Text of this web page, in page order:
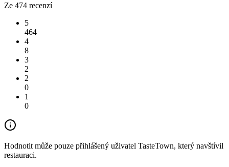
Ze 474 recenzí
5
464
4
8
3
2
2
0
1
0
Hodnotit může pouze přihlášený uživatel TasteTown, který navštívil
restauraci.